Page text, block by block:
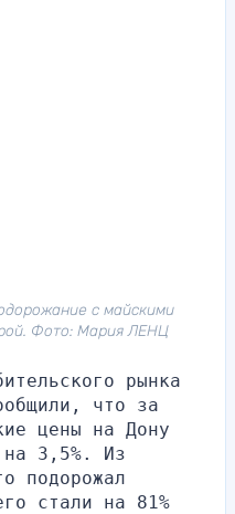
с майскими
Фото: Мария ЛЕНЦ
рынка
что за
цены на Дону
3,5%. Из
подорожал
стали на 81%